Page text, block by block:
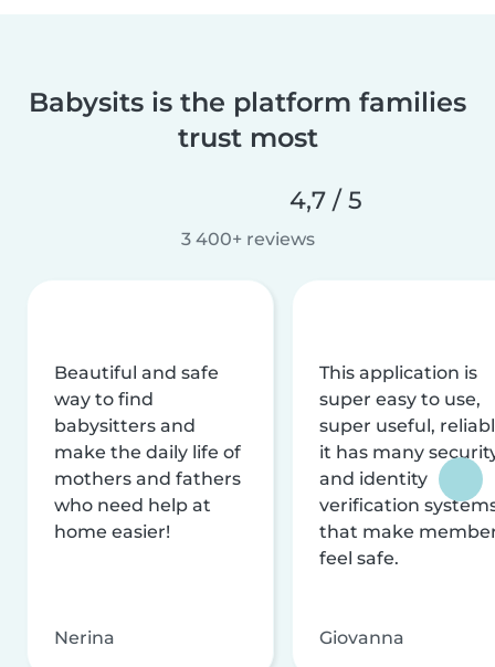
Babysits is the platform families
trust most
4,7 / 5
3 400+ reviews
Beautiful and safe
way to find
babysitters and
make the daily life of
mothers and fathers
who need help at
home easier!
Nerina
This application is
super easy to use,
super useful,
it has many
and identity
verification
that make
feel safe.
Giovanna